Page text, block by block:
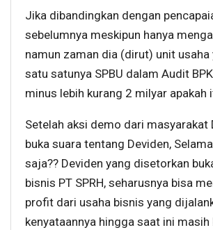
Jika dibandingkan dengan
sebelumnya meskipun hanya
namun zaman dia (dirut) unit usaha
satu satunya SPBU dalam Audit
minus lebih kurang 2 milyar apakah
Setelah aksi demo dari masyarakat
buka suara tentang Deviden,
saja?? Deviden yang disetorkan
bisnis PT SPRH, seharusnya bisa
profit dari usaha bisnis yang
kenyataannya hingga saat ini masih